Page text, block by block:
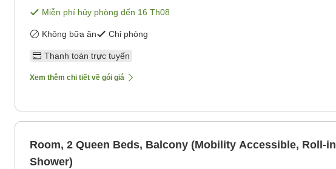
Miễn phí hủy phòng đến 16 Th08
Không bữa ăn Chỉ phòng
Thanh toán trực tuyến
Xem thêm chi tiết về gói giá
Room, 2 Queen Beds, Balcony (Mobility Accessible, Roll-in
Shower)